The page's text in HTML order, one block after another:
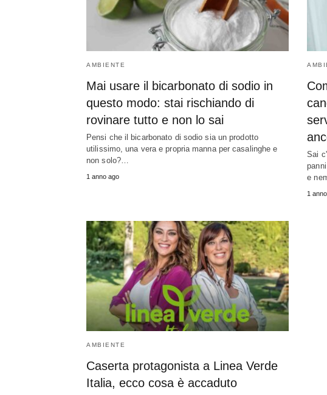
AMBIENTE
Mai usare il bicarbonato di sodio in
questo modo: stai rischiando di
rovinare tutto e non lo sai
Pensi che il bicarbonato di sodio sia un prodotto
utilissimo, una vera e propria manna per casalinghe e
non solo?…
1 anno ago
Sai
e
1
AMBIENTE
Caserta protagonista a Linea Verde
Italia, ecco cosa è accaduto